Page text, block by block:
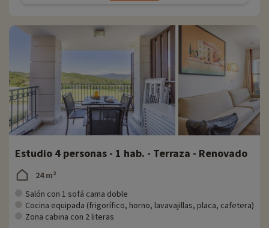
Estudio 4 personas - 1 hab. - Terraza - Renovado
24 m²
Salón con 1 sofá cama doble
Cocina equipada (frigorífico, horno, lavavajillas, placa, cafetera)
Zona cabina con 2 literas